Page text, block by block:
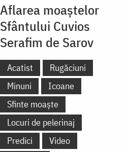
Aflarea moaștelor
Sfântului Cuvios
Serafim de Sarov
Acatist
Rugăciuni
Minuni
Icoane
Sfinte moaște
Locuri de pelerinaj
Predici
Video